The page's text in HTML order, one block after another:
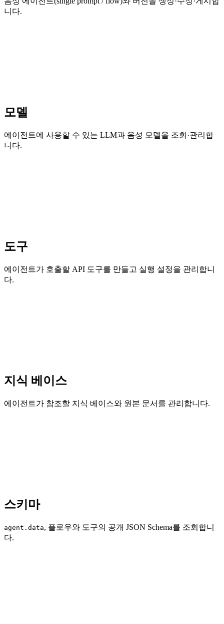
니다.
모델
에이전트에 사용할 수 있는 LLM과 음성 모델을 조회·관리합
니다.
도구
에이전트가 호출할 API 도구를 만들고 실행 설정을 관리합니
다.
지식 베이스
에이전트가 참조할 지식 베이스와 원본 문서를 관리합니다.
스키마
agent.data, 플로우와 도구의 공개 JSON Schema를 조회합니
다.